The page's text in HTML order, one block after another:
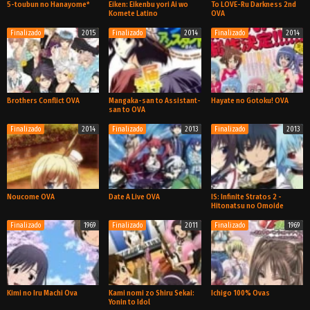
Especial
5-toubun no Hanayome*
Ova
Eiken: Eikenbu yori Ai wo
Komete Latino
Ova
To LOVE-Ru Darkness 2nd
OVA
Finalizado 2015
Brothers Conflict OVA
Finalizado 2014
Ova
Mangaka-san to Assistant-
san to OVA
Finalizado 2014
Ova
Hayate no Gotoku! OVA
Finalizado 2014
Ova
Noucome OVA
Finalizado 2013
Ova
Date A Live OVA
Finalizado 2013
Ova
IS: Infinite Stratos 2 -
Hitonatsu no Omoide
Finalizado 1969
Kimi no Iru Machi Ova
Finalizado 2011
Kami nomi zo Shiru Sekai:
Yonin to Idol
Finalizado 1969
Ichigo 100% Ovas